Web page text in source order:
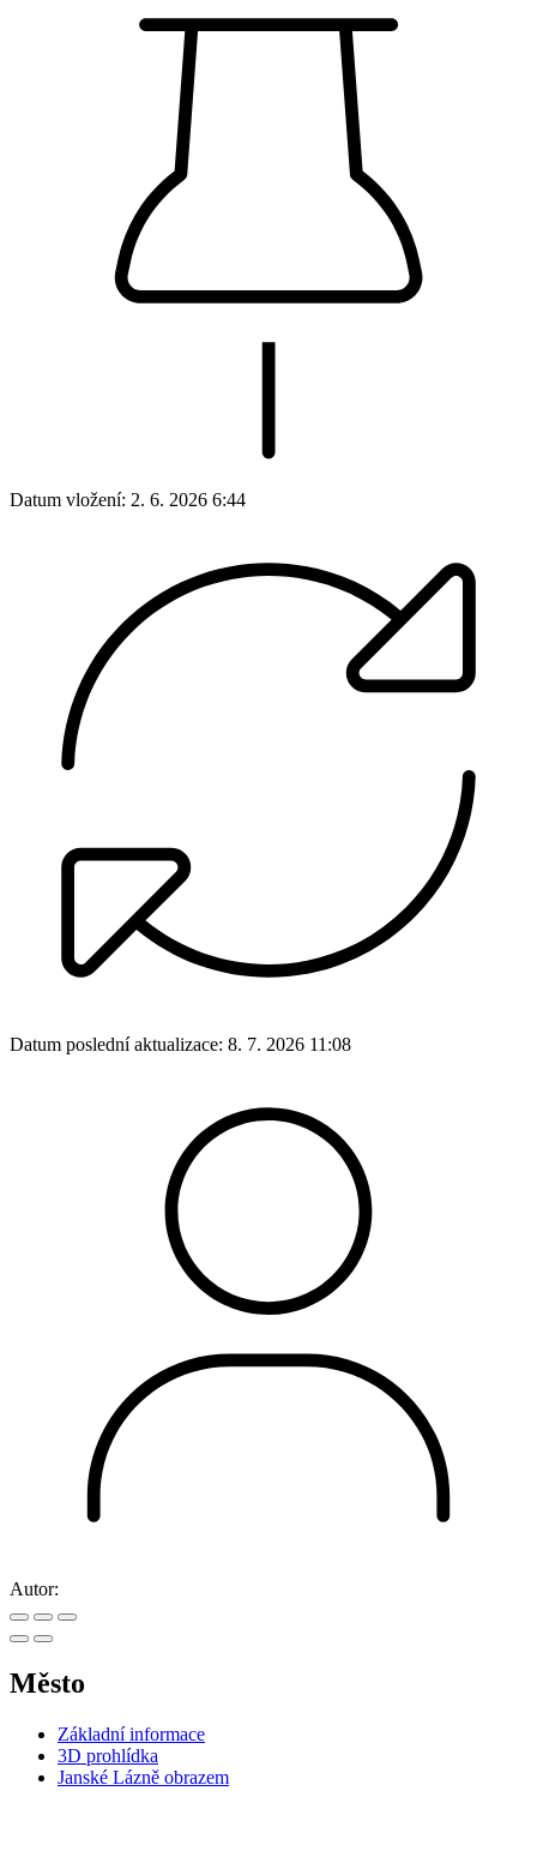
Datum vložení: 2. 6. 2026 6:44
Datum poslední aktualizace: 8. 7. 2026 11:08
Autor:
Město
Základní informace
3D prohlídka
Janské Lázně obrazem